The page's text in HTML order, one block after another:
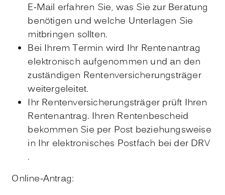
E-Mail erfahren Sie, was Sie zur Beratung
benötigen und welche Unterlagen Sie
mitbringen sollten.
Bei Ihrem Termin wird Ihr Rentenantrag
elektronisch aufgenommen und an den
zuständigen Rentenversicherungsträger
weitergeleitet.
Ihr Rentenversicherungsträger prüft Ihren
Rentenantrag. Ihren Rentenbescheid
bekommen Sie per Post beziehungsweise
in Ihr elektronisches Postfach bei der DRV
.
Online-Antrag: